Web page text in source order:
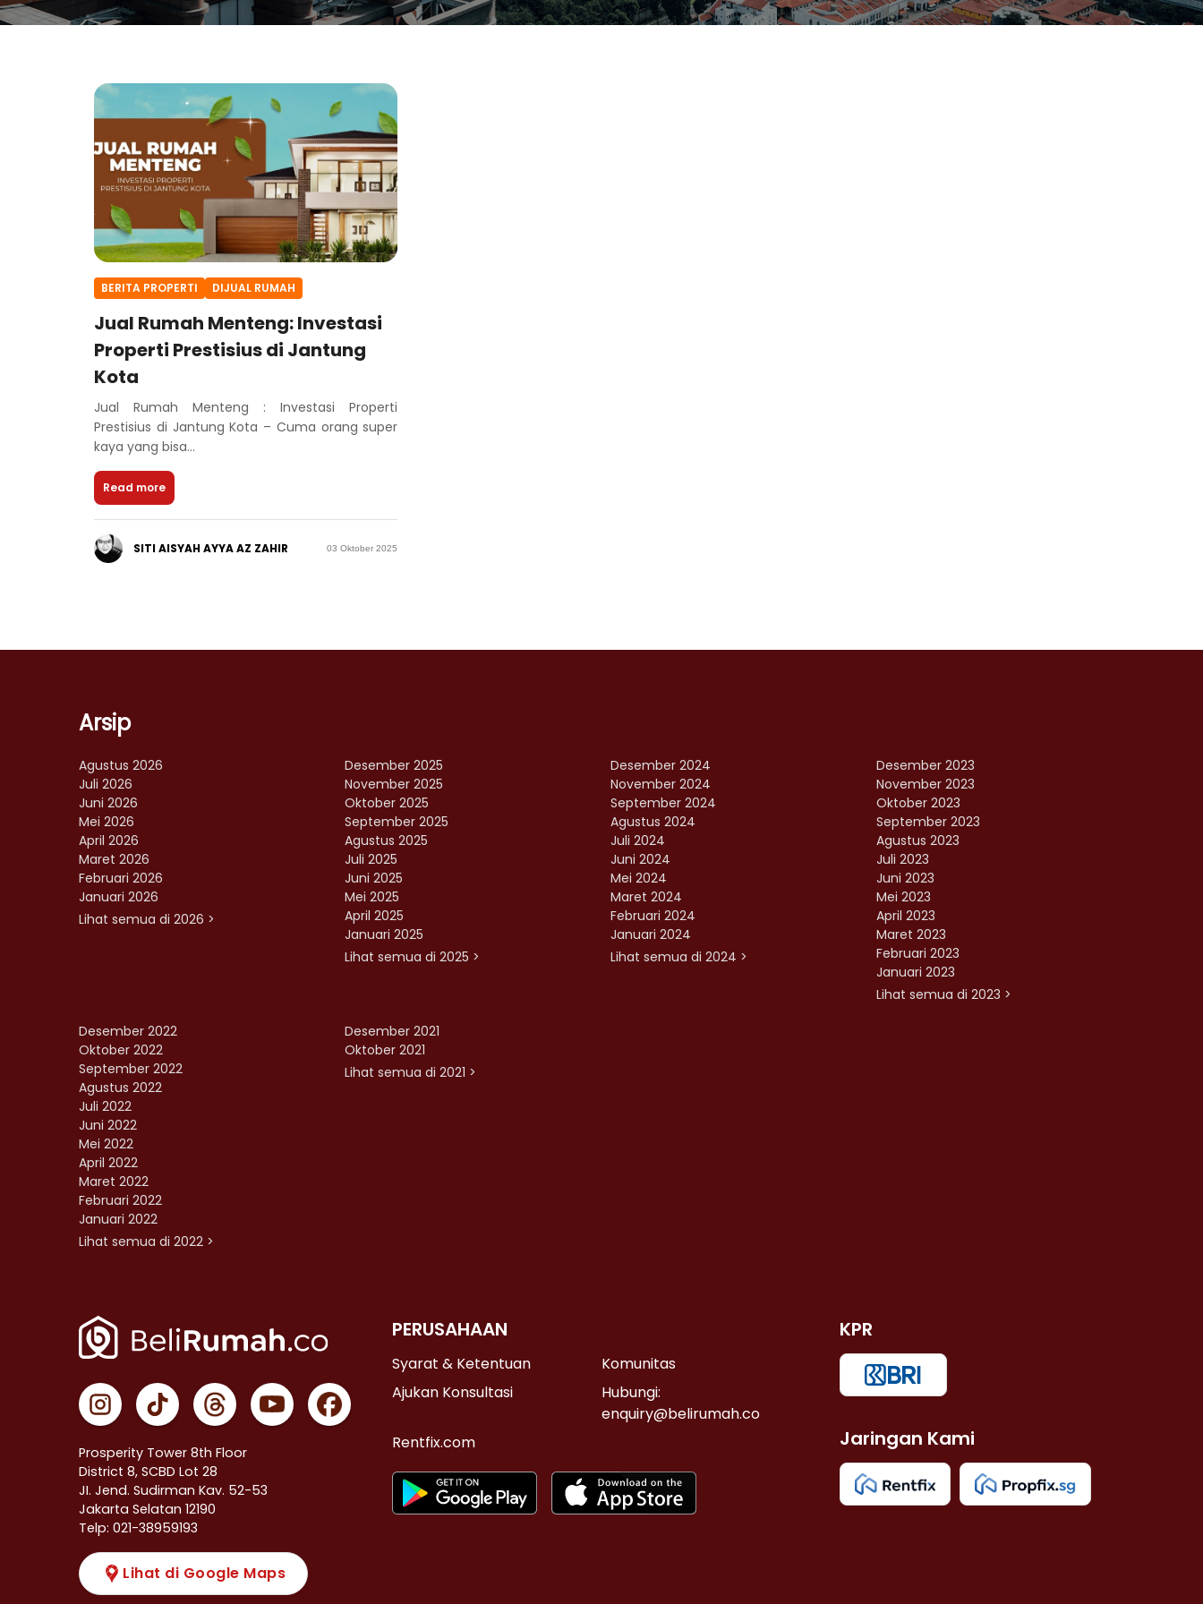
BERITA PROPERTI DIJUAL RUMAH
Jual Rumah Menteng: Investasi
Properti Prestisius di Jantung
Kota
Jual Rumah Menteng : Investasi Properti
Prestisius di Jantung Kota – Cuma orang super
kaya yang bisa...
Read more
SITI AISYAH AYYA AZ ZAHIR 03 Oktober 2025
Arsip
Agustus 2026
Juli 2026
Juni 2026
Mei 2026
April 2026
Maret 2026
Februari 2026
Januari 2026
Lihat semua di 2026 >
Desember 2025
November 2025
Oktober 2025
September 2025
Agustus 2025
Juli 2025
Juni 2025
Mei 2025
April 2025
Januari 2025
Lihat semua di 2025 >
Desember 2024
November 2024
September 2024
Agustus 2024
Juli 2024
Juni 2024
Mei 2024
Maret 2024
Februari 2024
Januari 2024
Lihat semua di 2024 >
Desember 2023
November 2023
Oktober 2023
September 2023
Agustus 2023
Juli 2023
Juni 2023
Mei 2023
April 2023
Maret 2023
Februari 2023
Januari 2023
Lihat semua di 2023 >
Desember 2022
Oktober 2022
September 2022
Agustus 2022
Juli 2022
Juni 2022
Mei 2022
April 2022
Maret 2022
Februari 2022
Januari 2022
Lihat semua di 2022 >
Desember 2021
Oktober 2021
Lihat semua di 2021 >
Prosperity Tower 8th Floor
District 8, SCBD Lot 28
JI. Jend. Sudirman Kav. 52-53
Jakarta Selatan 12190
Telp: 021-38959193
Lihat di Google Maps
PERUSAHAAN
Syarat & Ketentuan
Komunitas
Ajukan Konsultasi
Hubungi:
enquiry@belirumah.co
Rentfix.com
KPR
Jaringan Kami